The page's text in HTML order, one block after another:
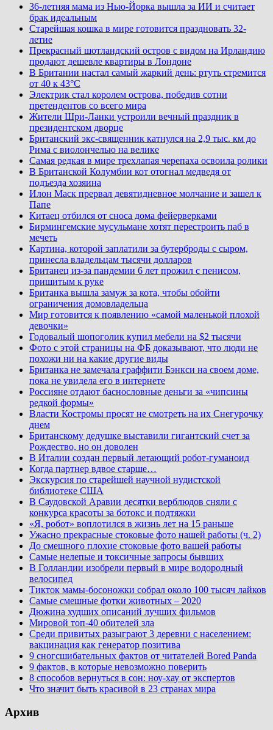
36-летняя мама из Нью-Йорка вышла за ИИ и считает
брак идеальным
Старейшая кошка в мире готовится праздновать 32-
летие
Прекрасный шотландский остров с видом на Ирландию
продают дешевле квартиры в Лондоне
В Британии настал самый жаркий день: ртуть стремится
от 40 к 43°C
Электрик стал королем острова, победив сотни
претендентов со всего мира
Жители Шри-Ланки устроили вечный праздник в
президентском дворце
Британский экс-священник катнулся на 2,9 тыс. км до
Рима с виолончелью на велике
Самая редкая в мире трехлапая черепаха освоила ролики
В Британской Колумбии кот отогнал медведя от
подъезда хозяина
Илон Маск прервал девятидневное молчание и зашел к
Папе
Китаец отбился от сноса дома фейерверками
Бирмингемские мусульмане хотят перестроить паб в
мечеть
Картина, которой заплатили за бутерброды с сыром,
принесла владельцам тысячи долларов
Британец из-за пандемии 6 лет прожил с пенисом,
пришитым к руке
Британка вышла замуж за кота, чтобы обойти
ограничения домовладельца
Мир готовится к появлению «самой маленькой плохой
девочки»
Годовалый шопоголик купил мебели на $2 тысячи
Фото с этой страницы на ФБ доказывают, что люди не
похожи ни на какие другие виды
Британка не замечала граффити Бэнкси на своем доме,
пока не увидела его в интернете
Россияне отдают баснословные деньги за «чипсины
редкой формы»
Власти Костромы просят не смотреть на их Снегурочку
днем
Британскому дедушке выставили гигантский счет за
Рождество, но он доволен
В Италии создан первый летающий робот-гуманоид
Когда партнер вдвое старше…
Экскурсия по старейшей научной нудистской
библиотеке США
В Саудовской Аравии десятки верблюдов сняли с
конкурса красоты за ботокс и подтяжки
«Я, робот» воплотился в жизнь лет на 15 раньше
Ужасно прекрасные стоковые фото нашей работы (ч. 2)
До смешного плохие стоковые фото вашей работы
Самые нелепые и токсичные запросы бывших
В Голландии изобрели первый в мире водородный
велосипед
Тикток мамы-босоножки собрал около 100 тысяч лайков
Самые смешные фотки животных – 2020
Дюжина худших описаний лучших фильмов
Мировой топ-40 обителей зла
Среди привитых разыграют 3 деревни с населением:
вакцинация как генератор позитива
9 сногсшибательных фактов от читателей Bored Panda
9 фактов, в которые невозможно поверить
8 способов вернуться в сон: ноу-хау от экспертов
Что значит быть красивой в 23 странах мира
Архив